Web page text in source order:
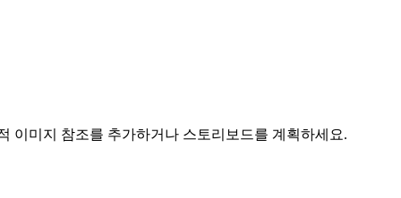
이미지 참조를 추가하거나 스토리보드를 계획하세요.